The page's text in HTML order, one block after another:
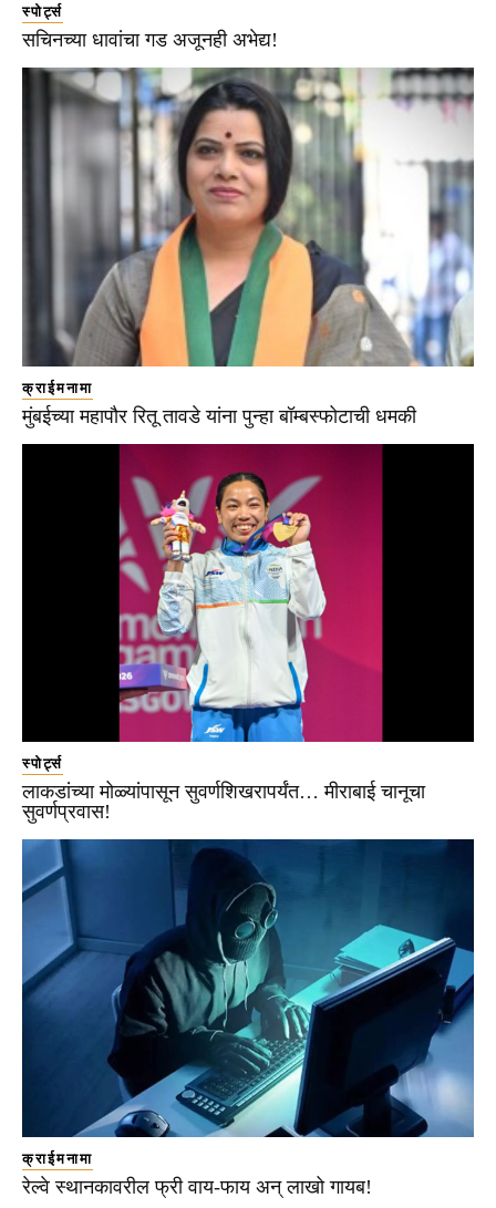
स्पोर्ट्स
सचिनच्या धावांचा गड अजूनही अभेद्य!
क्राईमनामा
मुंबईच्या महापौर रितू तावडे यांना पुन्हा बॉम्बस्फोटाची धमकी
स्पोर्ट्स
लाकडांच्या मोळ्यांपासून सुवर्णशिखरापर्यंत… मीराबाई चानूचा
सुवर्णप्रवास!
क्राईमनामा
रेल्वे स्थानकावरील फ्री वाय-फाय अन् लाखो गायब!